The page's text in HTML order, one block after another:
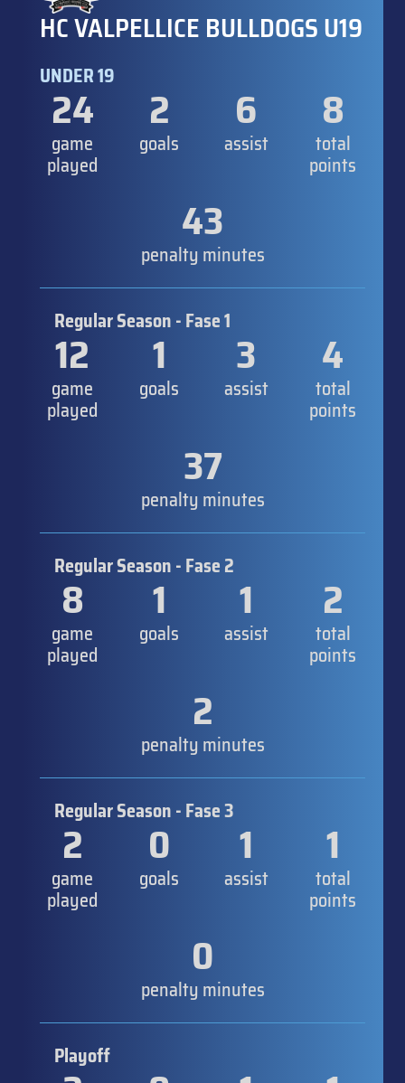
HC VALPELLICE BULLDOGS U19
UNDER 19
24
game
played
2
goals
6
assist
8
total
points
43
penalty minutes
Regular Season - Fase 1
12
game
played
1
goals
3
assist
4
total
points
37
penalty minutes
Regular Season - Fase 2
8
game
played
1
goals
1
assist
2
total
points
2
penalty minutes
Regular Season - Fase 3
2
game
played
0
goals
1
assist
1
total
points
0
penalty minutes
Playoff